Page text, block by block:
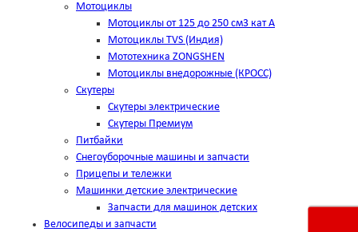
Мотоциклы
Мотоциклы от 125 до 250 см3 кат А
Мотоциклы TVS (Индия)
Мототехника ZONGSHEN
Мотоциклы внедорожные (КРОСС)
Скутеры
Скутеры электрические
Скутеры Премиум
Питбайки
Снегоуборочные машины и запчасти
Прицепы и тележки
Машинки детские электрические
Запчасти для машинок детских
Велосипеды и запчасти